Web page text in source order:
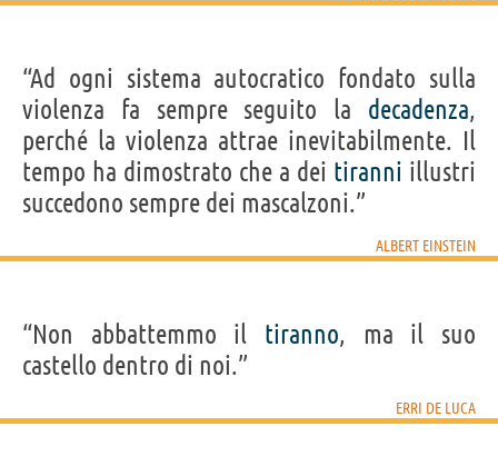
“Ad ogni sistema autocratico fondato sulla
violenza fa sempre seguito la decadenza,
perché la violenza attrae inevitabilmente. Il
tempo ha dimostrato che a dei tiranni illustri
succedono sempre dei mascalzoni.”
ALBERT EINSTEIN
“Non abbattemmo il tiranno, ma il suo
castello dentro di noi.”
ERRI DE LUCA